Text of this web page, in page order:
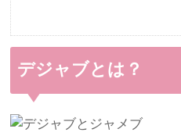
デジャブとは？